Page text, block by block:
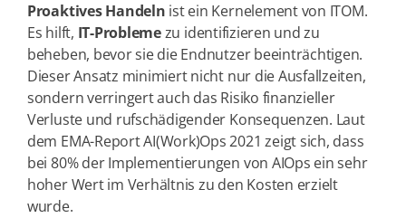
Proaktives Handeln ist ein Kernelement von ITOM.
Es hilft, IT-Problemezu identifizieren und zu
beheben, bevor sie die Endnutzer beeinträchtigen.
Dieser Ansatz minimiert nicht nur die Ausfallzeiten,
sondern verringert auch das Risiko finanzieller
Verluste und rufschädigender Konsequenzen. Laut
dem EMA-Report AI(Work)Ops 2021 zeigt sich, dass
bei 80% der Implementierungen von AIOps ein sehr
hoher Wert im Verhältnis zu den Kosten erzielt
wurde.